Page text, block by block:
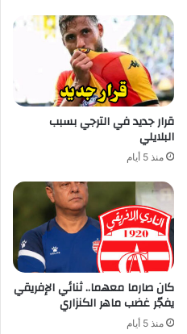
قرار جديد في الترجي بسبب
البلايلي
منذ 5 أيام
كان صارما معهما.. ثنائي الإفريقي
يفجّر غضب ماهر الكنزاري
منذ 5 أيام